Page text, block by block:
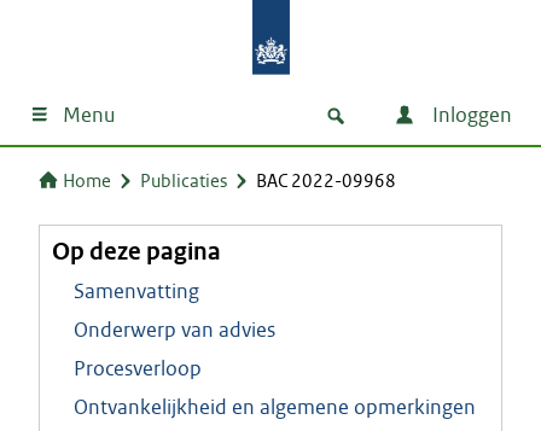
Menu Inloggen
Home Publicaties BAC 2022-09968
Op deze pagina
Samenvatting
Onderwerp van advies
Procesverloop
Ontvankelijkheid en algemene opmerkingen